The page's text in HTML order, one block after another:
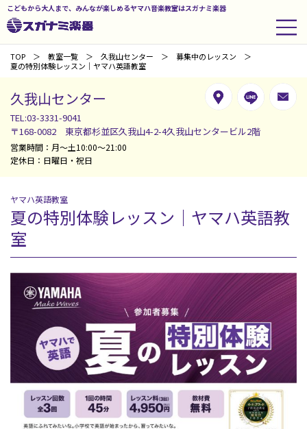
こどもから大人まで、みんなが楽しめるヤマハ音楽教室はスガナミ楽器
TOP 教室一覧 久我山センター
募集中のレッスン
夏の特別体験レッスン｜ヤマハ英語教室
久我山センター
TEL:03-3331-9041
〒168-0082 東京都杉並区久我山4-2-4久我山センタービル2階
営業時間：月～土10:00～21:00
定休日：日曜日・祝日
ヤマハ英語教室
夏の特別体験レッスン｜ヤマハ英語教
室